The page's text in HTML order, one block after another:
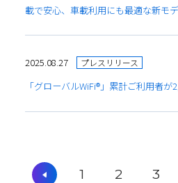
載で安心、車載利用にも最適な新モ
2025.08.27 プレスリリース
「グローバルWiFi®」累計ご利用者が
1 2 3